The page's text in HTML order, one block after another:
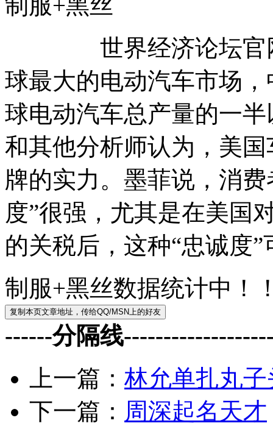
制服+黑丝
世界经济论坛官网
球最大的电动汽车市场
球电动汽车总产量的一
和其他分析师认为，美
牌的实力。墨菲说，消
度”很强，尤其是在美国
的关税后，这种“忠诚度
制服+黑丝数据统计中！
------分隔线
上一篇： 林允单扎丸
下一篇： 周深起名天才